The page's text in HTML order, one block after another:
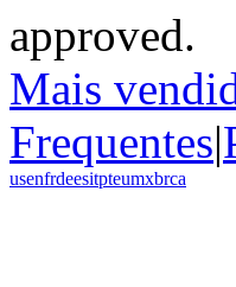
Mais
Frequentes|
usenfrdeesitpteumxbrca